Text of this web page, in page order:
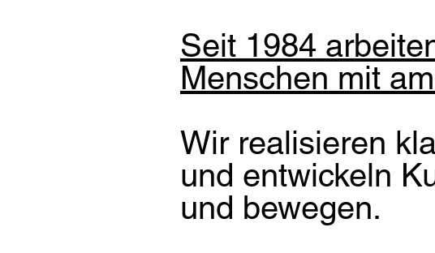
Seit 1984
Menschen mit
Wir realisieren
und entwickeln
und bewegen.